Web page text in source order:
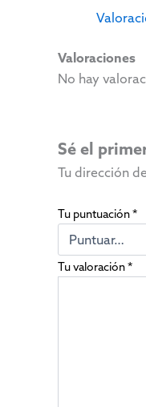
Valoraciones
No hay
Sé el
Tu dirección
Tu puntuación*
Tu valoración*